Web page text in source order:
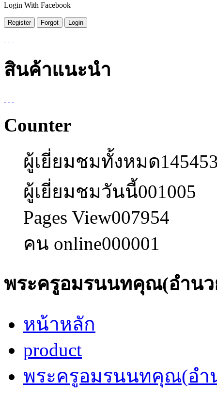
Login With Facebook
สินค้าแนะนำ
Counter
ผู้เยี่ยมชมทั้งหมด
ผู้เยี่ยมชมวันนี้001005
Pages View007954
คน online000001
พระครูอมรนนทคุณ(อำนว
หน้าหลัก
product
พระครูอมรนนทคุณ(อำ